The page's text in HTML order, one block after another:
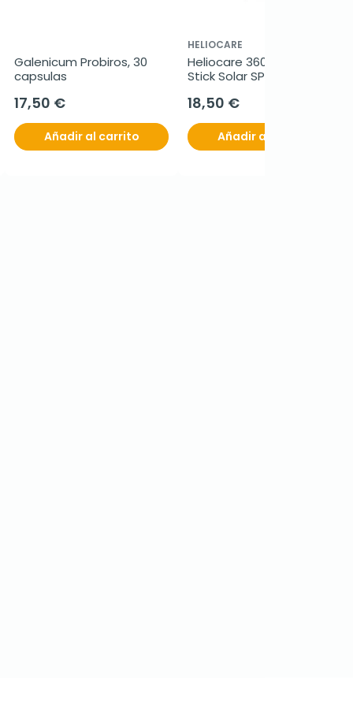
Galenicum Probiros, 30
capsulas
17,50 €
Añadir al carrito
HELIOCARE
Heliocare 360 Pediatrics
Stick Solar SPF50+, 25 g
18,50 €
Añadir al carrito